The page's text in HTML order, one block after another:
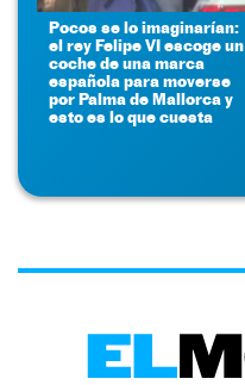
Pocos se lo imaginarían:
el rey Felipe VI escoge un
coche de una marca
española para moverse
por Palma de Mallorca y
esto es lo que cuesta